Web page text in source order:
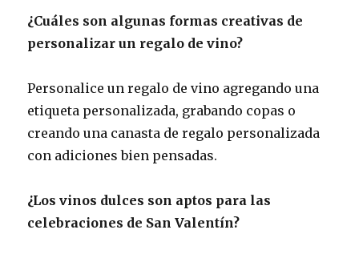
¿Cuáles son algunas formas creativas de
personalizar un regalo de vino?
Personalice un regalo de vino agregando una
etiqueta personalizada, grabando copas o
creando una canasta de regalo personalizada
con adiciones bien pensadas.
¿Los vinos dulces son aptos para las
celebraciones de San Valentín?